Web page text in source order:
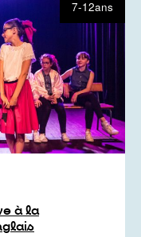
7-12ans
à la